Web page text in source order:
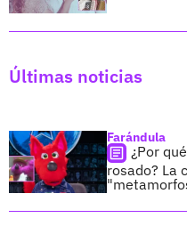
Últimas noticias
Farándula
¿Por
rosado? La